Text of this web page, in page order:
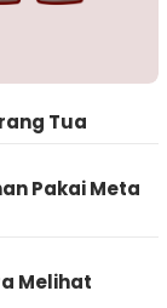
Tua
Pakai Meta
Melihat